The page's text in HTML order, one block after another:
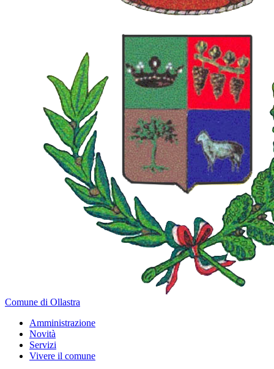
Comune di Ollastra
Amministrazione
Novità
Servizi
Vivere il comune